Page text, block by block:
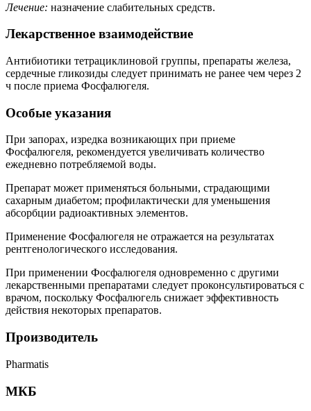
Лечение: назначение слабительных средств.
Лекарственное взаимодействие
Антибиотики тетрациклиновой группы, препараты железа,
сердечные гликозиды следует принимать не ранее чем через 2
ч после приема Фосфалюгеля.
Особые указания
При запорах, изредка возникающих при приеме
Фосфалюгеля, рекомендуется увеличивать количество
ежедневно потребляемой воды.
Препарат может применяться больными, страдающими
сахарным диабетом; профилактически для уменьшения
абсорбции радиоактивных элементов.
Применение Фосфалюгеля не отражается на результатах
рентгенологического исследования.
При применении Фосфалюгеля одновременно с другими
лекарственными препаратами следует проконсультироваться с
врачом, поскольку Фосфалюгель снижает эффективность
действия некоторых препаратов.
Производитель
Pharmatis
МКБ